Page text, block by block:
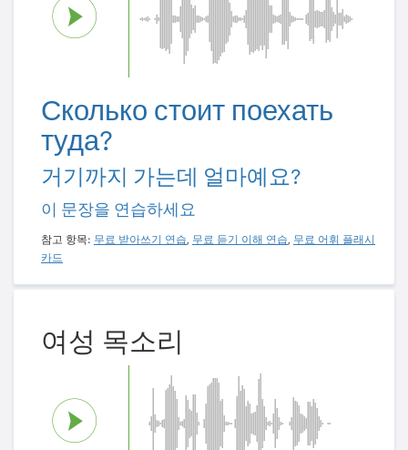
Сколько стоит поехать
туда?
거기까지 가는데 얼마예요?
이 문장을 연습하세요
참고 항목: 무료 받아쓰기 연습, 무료 듣기 이해 연습, 무료 어휘 플래시
카드
여성 목소리